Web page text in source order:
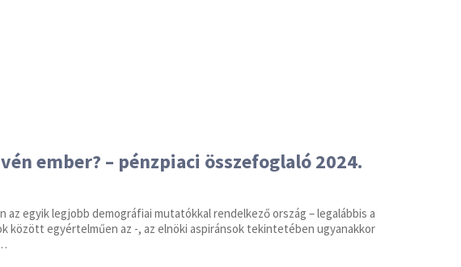
ember? – pénzpiaci összefoglaló 2024.
az egyik legjobb demográfiai mutatókkal rendelkező ország – legalábbis a
között egyértelműen az -, az elnöki aspiránsok tekintetében ugyanakkor